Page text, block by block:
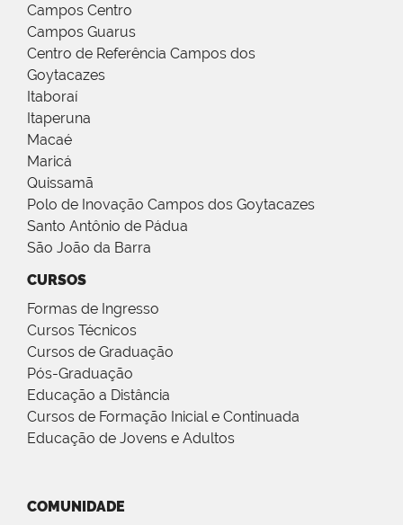
Campos Centro
Campos Guarus
Centro de Referência Campos dos
Goytacazes
Itaboraí
Itaperuna
Macaé
Maricá
Quissamã
Polo de Inovação Campos dos Goytacazes
Santo Antônio de Pádua
São João da Barra
CURSOS
Formas de Ingresso
Cursos Técnicos
Cursos de Graduação
Pós-Graduação
Educação a Distância
Cursos de Formação Inicial e Continuada
Educação de Jovens e Adultos
COMUNIDADE